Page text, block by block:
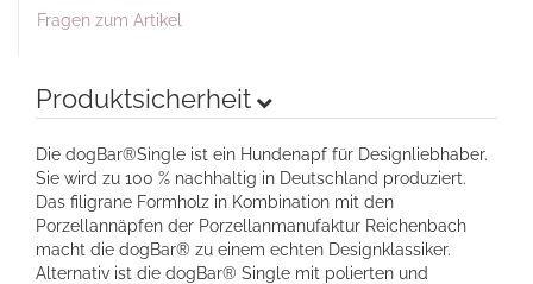
Fragen zum Artikel
Produktsicherheit
Die dogBar®Single ist ein Hundenapf für Designliebhaber.
Sie wird zu 100 % nachhaltig in Deutschland produziert.
Das filigrane Formholz in Kombination mit den
Porzellannäpfen der Porzellanmanufaktur Reichenbach
macht die dogBar® zu einem echten Designklassiker.
Alternativ ist die dogBar® Single mit polierten und